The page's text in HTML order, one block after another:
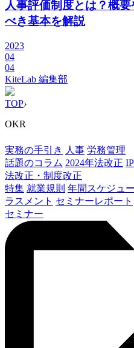
人事評価制度とは？概
べき基本を解説
2023
04
04
KiteLab 編集部
TOP›
OKR
実務の手引き 人事 労務管理
話題のコラム 2024年法改正
法改正・制度改正
特集 就業規則 年間スケジュ
ラスメント セミナーレポート
セミナー